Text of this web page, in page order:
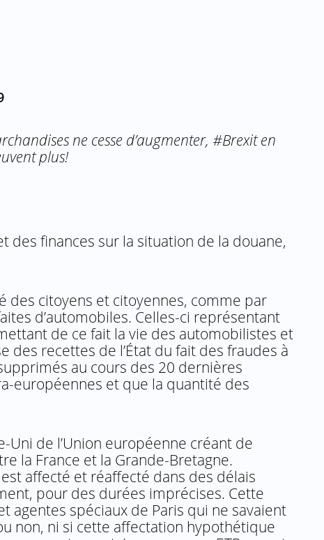
ne cesse d’augmenter, #Brexit en
plus!
des finances sur la situation de la douane,
des citoyens et citoyennes, comme par
d’automobiles. Celles-ci représentant
de ce fait la vie des automobilistes et
des recettes de l’État du fait des fraudes à
au cours des 20 dernières
européennes et que la quantité des
Uni de l’Union européenne créant de
la France et la Grande-Bretagne.
affecté et réaffecté dans des délais
pour des durées imprécises. Cette
agentes spéciaux de Paris qui ne savaient
non, ni si cette affectation hypothétique